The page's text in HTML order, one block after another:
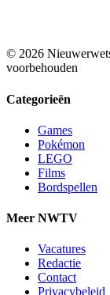
© 2026
voorbehouden
Categorieën
Games
Pokémon
LEGO
Films
Bordspellen
Meer NWTV
Vacatures
Redactie
Contact
Privacybeleid